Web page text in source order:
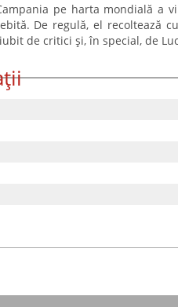
pe harta mondială a
De regulă, el recoltează
de critici și, în special, de